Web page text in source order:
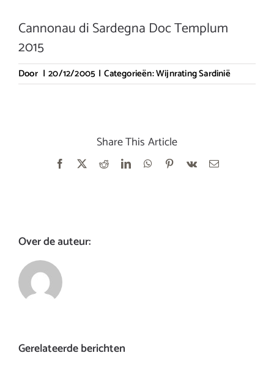
Cannonau di Sardegna Doc Templum
2015
Door | 20/12/2005 | Categorieën:Wijnrating Sardinië
Share This Article
Facebook RedditLinkedInWhatsApp
Pinterest
Vk
E-
Over de auteur:
Gerelateerde berichten